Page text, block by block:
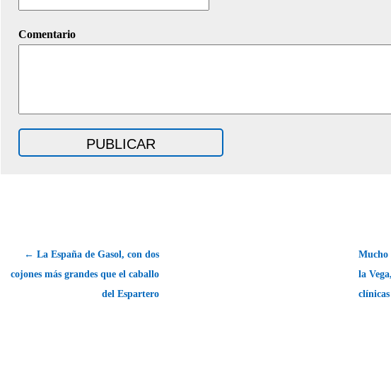
Comentario
← La España de Gasol, con dos
cojones más grandes que el caballo
del Espartero
Mucho
la